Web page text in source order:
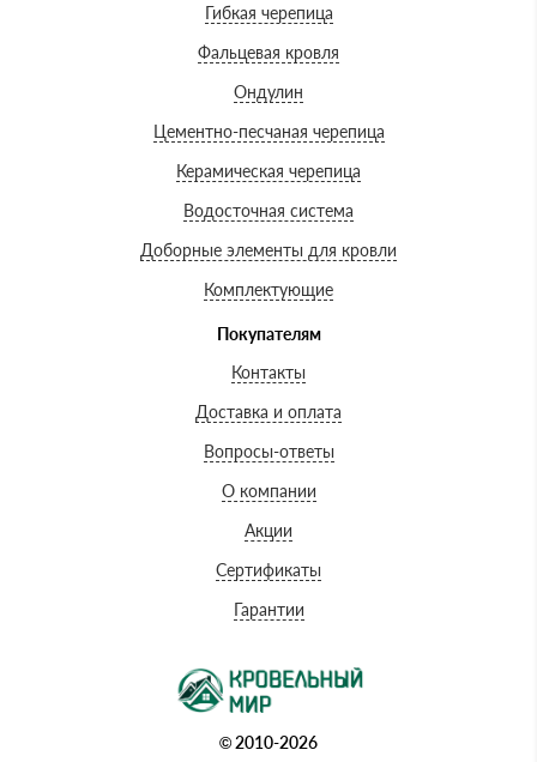
Гибкая черепица
Фальцевая кровля
Ондулин
Цементно-песчаная черепица
Керамическая черепица
Водосточная система
Доборные элементы для кровли
Комплектующие
Покупателям
Контакты
Доставка и оплата
Вопросы-ответы
О компании
Акции
Сертификаты
Гарантии
© 2010-2026